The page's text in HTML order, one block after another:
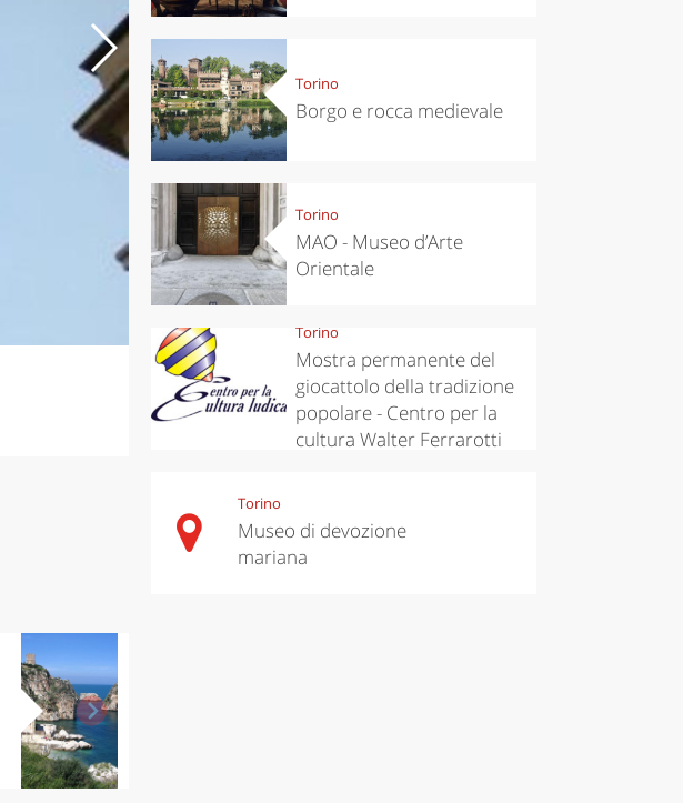
Torino
Borgo e rocca medievale
Torino
MAO - Museo d’Arte
Orientale
Torino
Mostra permanente del
giocattolo della tradizione
popolare - Centro per la
cultura Walter Ferrarotti
Torino
Museo di devozione
mariana